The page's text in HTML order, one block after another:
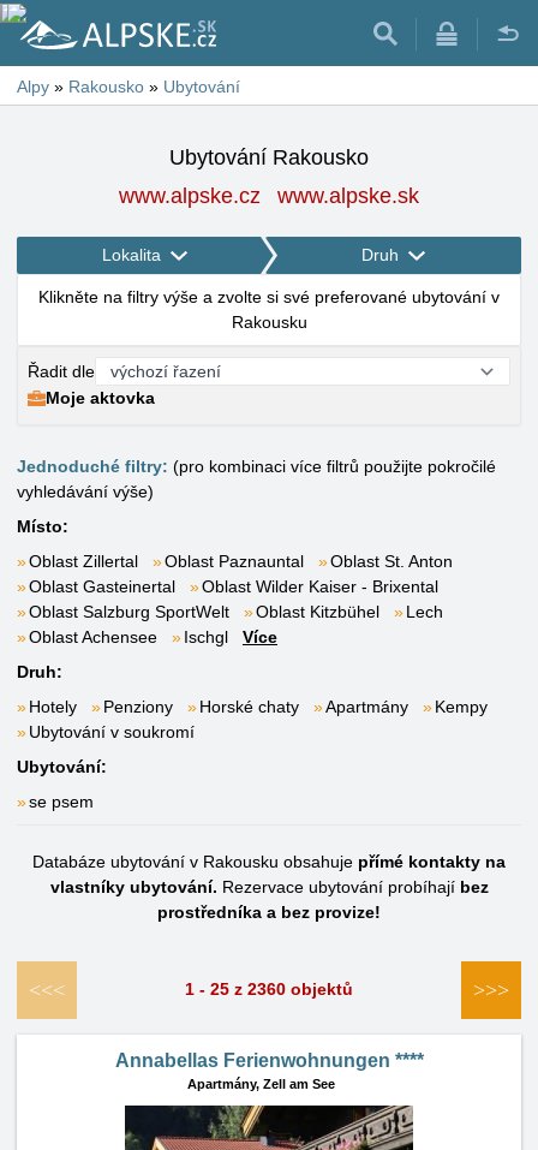
Alpy » Rakousko » Ubytování
Ubytování Rakousko
www.alpske.cz
www.alpske.sk
Lokalita Druh
Klikněte na filtry výše a zvolte si své preferované ubytování v
Rakousku
Řadit dle
Moje aktovka
Jednoduché filtry: (pro kombinaci více filtrů použijte pokročilé
vyhledávání výše)
Místo:
Oblast Zillertal
Oblast Paznauntal
Oblast St. Anton
Oblast Gasteinertal
Oblast Wilder Kaiser - Brixental
Oblast Salzburg SportWelt
Oblast Kitzbühel
Lech
Oblast Achensee
Ischgl
Více
Druh:
Hotely
Penziony Horské chaty Apartmány
Kempy
Ubytování v soukromí
Ubytování:
se psem
Databáze ubytování v Rakousku obsahuje přímé kontakty na
vlastníky ubytování. Rezervace ubytování probíhají bez
prostředníka a bez provize!
<<< 1 - 25 z 2360 objektů >>>
Annabellas Ferienwohnungen ****
Apartmány, Zell am See